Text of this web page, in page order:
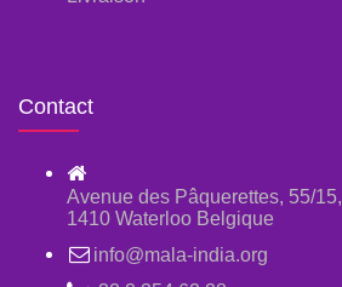
Contact
Avenue des Pâquerettes, 55/
1410 Waterloo Belgique
info@mala-india.org